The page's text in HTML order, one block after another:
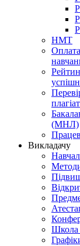
НМТ
плагіат
(МНЛ)
Викладачу
Школа